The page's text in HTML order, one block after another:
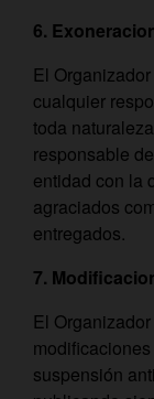
6.
El
cualquier
toda
responsable
entidad con la
agraciados
entregados.
7.
El
suspensión